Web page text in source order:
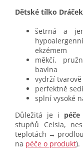
Dětské tílko Dráček
šetrná a
ekzémem
měkčí,
bavlna
vydrží
perfektně
splní vysoké
Důležitá je i
stupňů Celsia,
teplotách →
na péče o produkt).